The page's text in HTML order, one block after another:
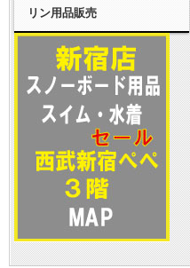
リン用品販売